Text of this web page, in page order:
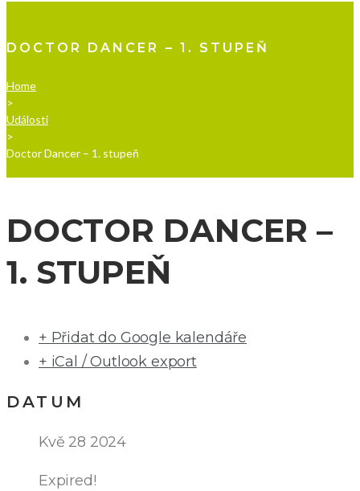
DOCTOR DANCER – 1. STUPEŇ
Home
>
Události
>
Doctor Dancer – 1. stupeň
DOCTOR DANCER –
1. STUPEŇ
+ Přidat do Google kalendáře
+ iCal / Outlook export
DATUM
Kvě 28 2024
Expired!